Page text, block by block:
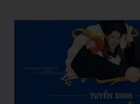
Quang là địa chỉ tin cậy để giúp các em